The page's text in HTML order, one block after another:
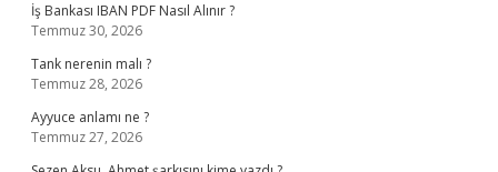
İş Bankası IBAN PDF Nasıl Alınır ?
Temmuz 30, 2026
Tank nerenin malı ?
Temmuz 28, 2026
Ayyuce anlamı ne ?
Temmuz 27, 2026